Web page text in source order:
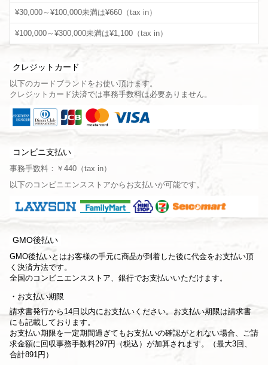
¥30,000～¥100,000未満は¥660（tax in）
¥100,000～¥300,000未満は¥1,100（tax in）
クレジットカード
以下のカードブランドをお使い頂けます。
クレジットカード決済では事務手数料は必要ありません。
コンビニ支払い
事務手数料：￥440（tax in）
以下のコンビニエンスストアからお支払いが可能です。
GMO後払い
GMO後払いとはお客様の手元に商品が到着した後に代金をお支払い頂
く決済方法です。
全国のコンビニエンスストア、銀行でお支払いいただけます。
お支払い期限
請求書発行から14日以内にお支払いください。お支払い期限は請求書
にも記載しております。
お支払い期限を一定期間過ぎてもお支払いの確認がとれない場合、ご請
求金額に回収事務手数料297円（税込）が加算されます。（最大3回、
合計891円）